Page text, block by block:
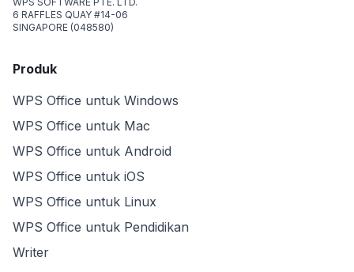
6 RAFFLES QUAY #14-06
SINGAPORE (048580)
Produk
WPS Office untuk Windows
WPS Office untuk Mac
WPS Office untuk Android
WPS Office untuk iOS
WPS Office untuk Linux
WPS Office untuk Pendidikan
Writer